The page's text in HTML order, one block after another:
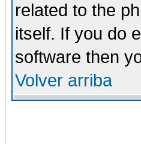
related to the
itself. If you do
software then
Volver arriba